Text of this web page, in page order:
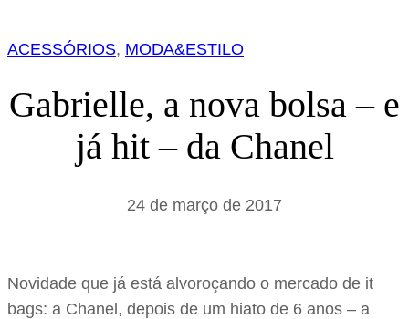
ACESSÓRIOS, MODA&ESTILO
Gabrielle, a nova bolsa – e
já hit – da Chanel
24 de março de 2017
Novidade que já está alvoroçando o mercado de it
bags: a Chanel, depois de um hiato de 6 anos – a